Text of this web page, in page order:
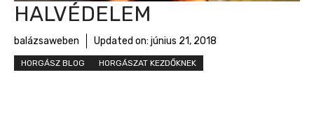
HALVÉDELEM
balázsaweben Updated on: június 21, 2018
HORGÁSZ BLOG HORGÁSZAT KEZDŐKNEK